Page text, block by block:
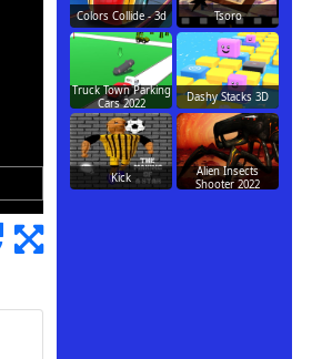
Colors Collide - 3d Tsoro
Truck Town Parking
Cars 2022
Dashy Stacks 3D
Kick
Alien Insects
Shooter 2022